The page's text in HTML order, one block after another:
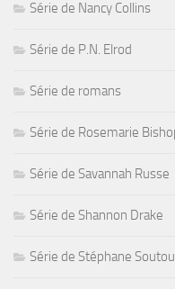
Série de Nancy Collins
Série de P.N. Elrod
Série de romans
Série de Rosemarie
Série de Savannah Russe
Série de Shannon Drake
Série de Stéphane Soutoul